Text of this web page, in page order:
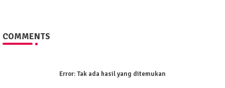
COMMENTS
Error:Tak ada hasil yang ditemukan